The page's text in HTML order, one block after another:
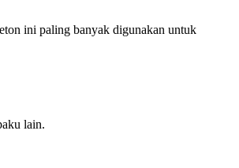
ini paling banyak digunakan untuk
lain.